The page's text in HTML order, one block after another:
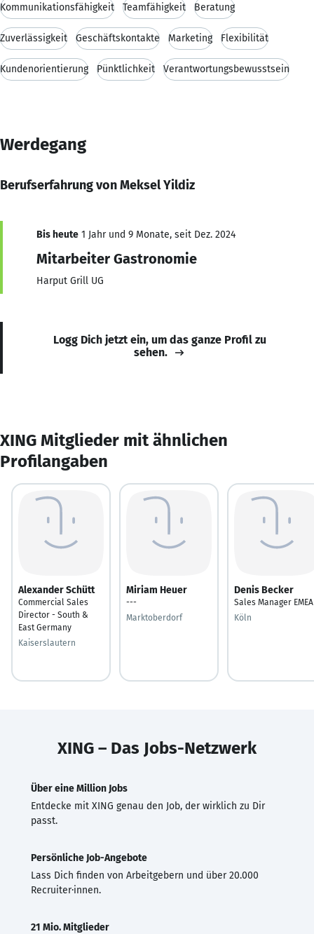
Kommunikationsfähigkeit Teamfähigkeit Beratung
Zuverlässigkeit Geschäftskontakte Marketing Flexibilität
Kundenorientierung Pünktlichkeit Verantwortungsbewusstsein
Werdegang
Berufserfahrung von Meksel Yildiz
Bis heute 1 Jahr und 9 Monate, seit Dez. 2024
Mitarbeiter Gastronomie
Harput Grill UG
Logg Dich jetzt ein, um das ganze Profil zu
sehen.
XING Mitglieder mit ähnlichen
Profilangaben
Alexander Schütt
Commercial Sales
Director - South &
East Germany
Kaiserslautern
Miriam Heuer
---
Marktoberdorf
Denis Becker
Sales Manager EMEA
Köln
XING – Das Jobs-Netzwerk
Über eine Million Jobs
Entdecke mit XING genau den Job, der wirklich zu Dir
passt.
Persönliche Job-Angebote
Lass Dich finden von Arbeitgebern und über 20.000
Recruiter·innen.
21 Mio. Mitglieder